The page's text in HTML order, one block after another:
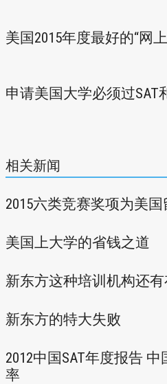
美国2015年度最好的“网
申请美国大学必须过SAT
相关新闻
2015六类竞赛奖项为美
美国上大学的省钱之道
新东方这种培训机构还
新东方的特大失败
2012中国SAT年度报告
率